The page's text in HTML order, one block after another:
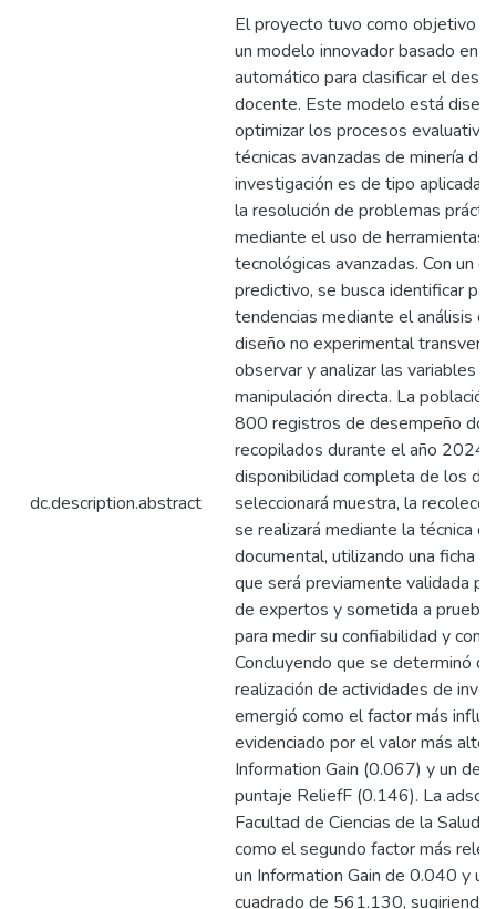
dc.description.abstract
El proyecto tuvo como objetivo
un modelo innovador basado en
automático para clasificar el
docente. Este modelo está
optimizar los procesos
técnicas avanzadas de minería de
investigación es de tipo aplicada,
la resolución de problemas
mediante el uso de herramientas
tecnológicas avanzadas. Con un
predictivo, se busca identificar
tendencias mediante el análisis
diseño no experimental
observar y analizar las variables
manipulación directa. La
800 registros de desempeño
recopilados durante el año 2024.
disponibilidad completa de los
seleccionará muestra, la
se realizará mediante la técnica
documental, utilizando una ficha
que será previamente validada
de expertos y sometida a
para medir su confiabilidad y
Concluyendo que se determinó
realización de actividades de
emergió como el factor más
evidenciado por el valor más alto
Information Gain (0.067) y un
puntaje ReliefF (0.146). La
Facultad de Ciencias de la Salud
como el segundo factor más
un Information Gain de 0.040 y
cuadrado de 561.130, sugiriendo